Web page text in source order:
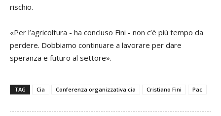
rischio.
«Per l’agricoltura - ha concluso Fini - non c’è più tempo da
perdere. Dobbiamo continuare a lavorare per dare
speranza e futuro al settore».
TAG Cia Conferenza organizzativa cia Cristiano Fini Pac